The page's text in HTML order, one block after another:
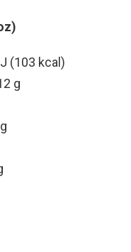
kcal)
g